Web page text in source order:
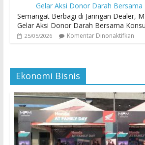
Semangat Berbagi di Jaringan Dealer,
Gelar Aksi Donor Darah Bersama
25/05/2026 Komentar Dinonaktifkan
Ekonomi Bisnis